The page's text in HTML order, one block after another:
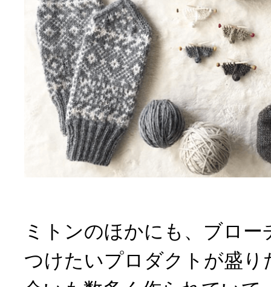
ミトンのほかにも、ブロ
つけたいプロダクトが盛り